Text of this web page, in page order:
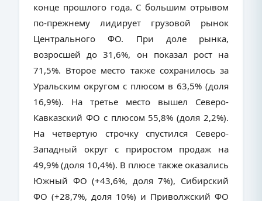
конце прошлого года. С большим отрывом
по-прежнему лидирует грузовой рынок
Центрального ФО. При доле рынка,
возросшей до 31,6%, он показал рост на
71,5%. Второе место также сохранилось за
Уральским округом с плюсом в 63,5% (доля
16,9%). На третье место вышел Северо-
Кавказский ФО с плюсом 55,8% (доля 2,2%).
На четвертую строчку спустился Северо-
Западный округ с приростом продаж на
49,9% (доля 10,4%). В плюсе также оказались
Южный ФО (+43,6%, доля 7%), Сибирский
ФО (+28,7%, доля 10%) и Приволжский ФО